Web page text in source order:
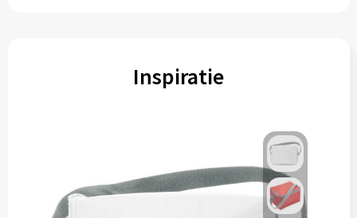
Inspiratie